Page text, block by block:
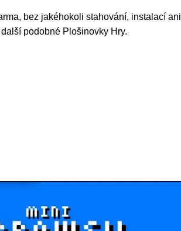
bez jakéhokoli stahování, instalací ani
podobné Plošinovky Hry.